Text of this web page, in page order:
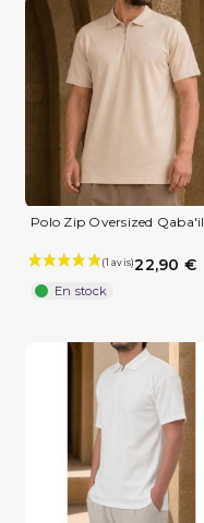
Polo Zip Oversized Qaba'il
22,90 €
En stock